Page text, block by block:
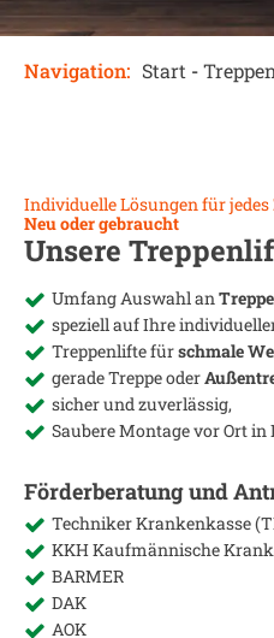
Navigation: Start -
Individuelle Lösungen für jedes
Neu oder gebraucht
Unsere
Umfang Auswahl an
speziell auf Ihre
Treppenlifte fürschmale
gerade Treppe oder
sicher und zuverlässig,
Saubere Montage vor Ort in
Förderberatung und
Techniker Krankenkasse
KKH Kaufmännische
BARMER
DAK
AOK